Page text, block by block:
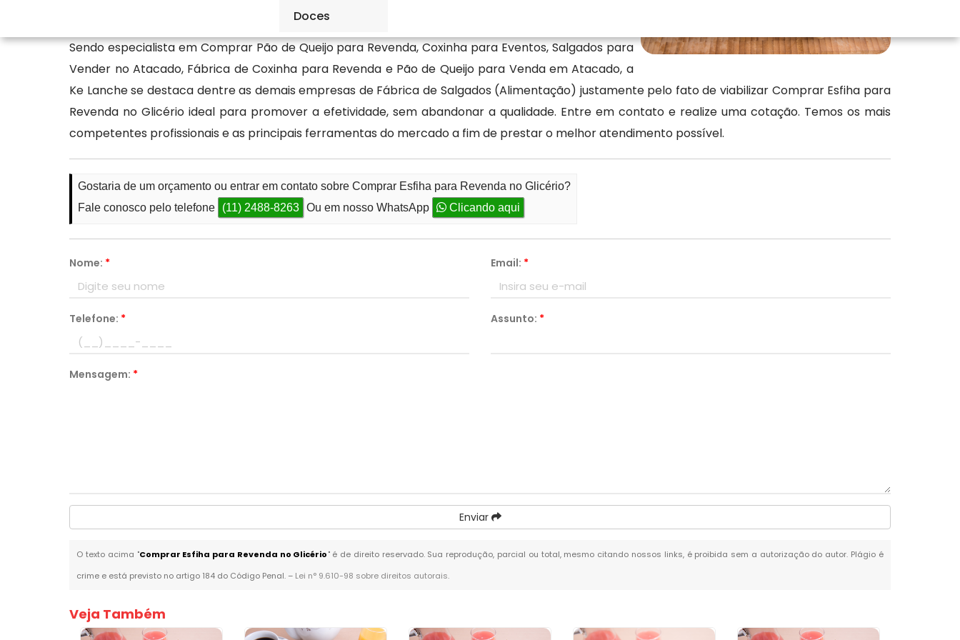
Doces
Sendo especialista em Comprar Pão de Queijo para Revenda, Coxinha para Eventos, Salgados para
Vender no Atacado, Fábrica de Coxinha para Revenda e Pão de Queijo para Venda em Atacado, a
Ke Lanche se destaca dentre as demais empresas de Fábrica de Salgados (Alimentação) justamente pelo fato de viabilizar Comprar Esfiha para
Revenda no Glicério ideal para promover a efetividade, sem abandonar a qualidade. Entre em contato e realize uma cotação. Temos os mais
competentes profissionais e as principais ferramentas do mercado a fim de prestar o melhor atendimento possível.
Gostaria de um orçamento ou entrar em contato sobre Comprar Esfiha para Revenda no Glicério?
Fale conosco pelo telefone
(11) 2488-8263 Ou em nosso WhatsApp Clicando aqui
Nome: * Email: *
Telefone: * Assunto: *
Mensagem: *
Enviar
O texto acima "Comprar Esfiha para Revenda no Glicério" é de direito reservado. Sua reprodução, parcial ou total, mesmo citando nossos links, é proibida sem a autorização do autor. Plágio é
crime e está previsto no artigo 184 do Código Penal. – Lei n° 9.610-98 sobre direitos autorais.
Veja Também